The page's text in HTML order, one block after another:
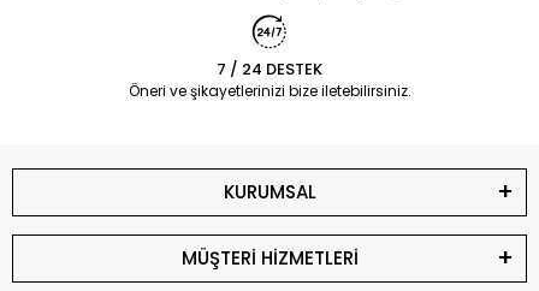
7 / 24 DESTEK
Öneri ve şikayetlerinizi bize iletebilirsiniz.
KURUMSAL
MÜŞTERİ HİZMETLERİ